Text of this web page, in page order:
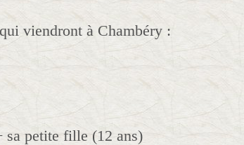
viendront à Chambéry :
petite fille (12 ans)